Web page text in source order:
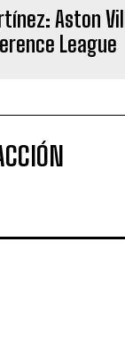
Aston
League